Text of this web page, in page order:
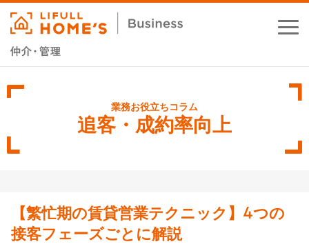
業務支援サービス
資料ダウンロード
追客・成約率向上
【繁忙期の賃貸営業テクニック】4つの
接客フェーズごとに解説